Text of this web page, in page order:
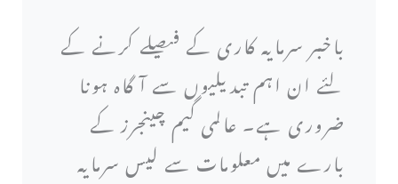
باخبر سرمایہ کاری کے فیصلے کرنے کے
لئے ان اہم تبدیلیوں سے آگاہ ہونا
ضروری ہے۔ عالمی گیم چینجرز کے
بارے میں معلومات سے لیس سرمایہ